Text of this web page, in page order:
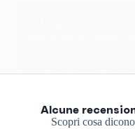
Alcune
Scopri cosa